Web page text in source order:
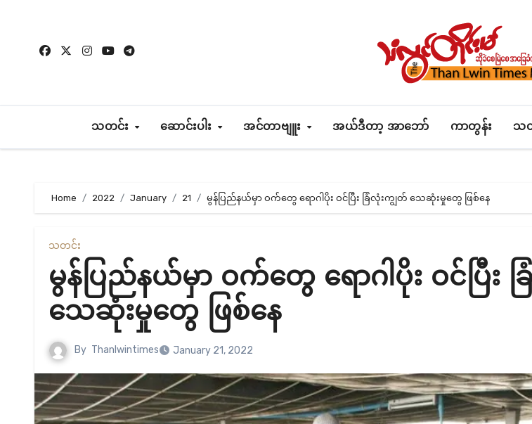
content
သတင်း ဆောင်းပါး အင်တာဗျူး အယ်ဒီတာ့ အာဘော် ကာတွန်း သ
Home 2022 January 21 မွန်ပြည်နယ်မှာ ဝက်တွေ ရောဂါပိုး ဝင်ပြီး ခြံလုံးကျွတ် သေဆုံးမှုတွေ ဖြစ်နေ
သတင်း
မွန်ပြည်နယ်မှာ ဝက်တွေ ရောဂါပိုး ဝင်ပြီး
သေဆုံးမှုတွေ ဖြစ်နေ
By Thanlwintimes January 21, 2022